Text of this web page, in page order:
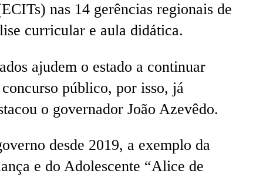
nas 14 gerências regionais de
curricular e aula didática.
ajudem o estado a continuar
público, por isso, já
o governador João Azevêdo.
desde 2019, a exemplo da
e do Adolescente “Alice de